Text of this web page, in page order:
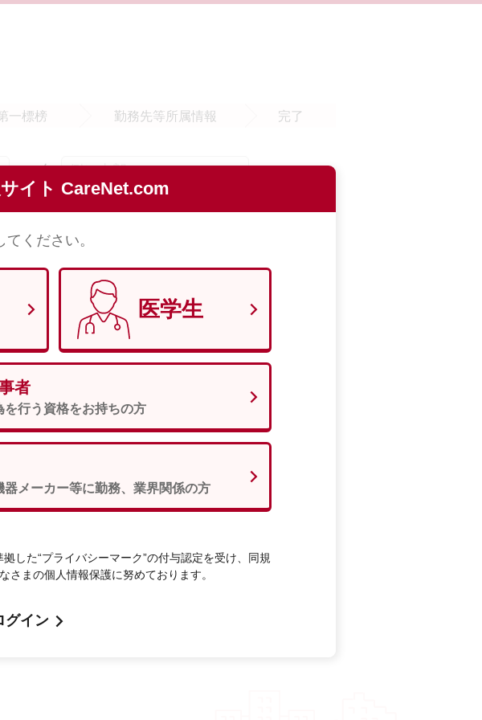
イト CareNet.com
ください。
医学生
者
を行う資格をお持ちの方
器メーカー等に勤務、業界関係の方
した“プライバシーマーク”の付与認定を受け、同規
まの個人情報保護に努めております。
グイン
一標榜 勤務先等 所属情報 完了
名
メイ
（例）1970年1月29日 → 19700129